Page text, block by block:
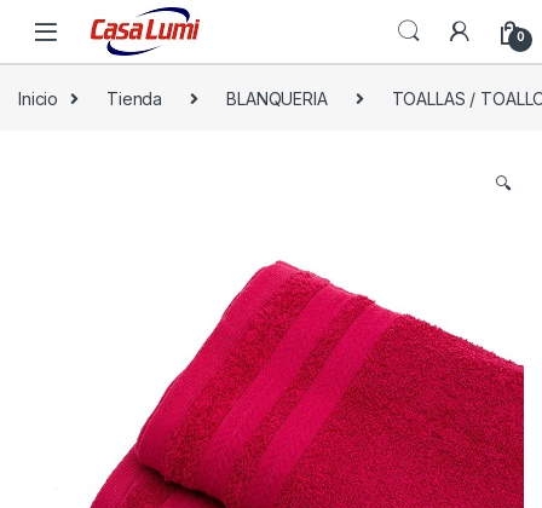
0
Inicio Tienda BLANQUERIA TOALLAS /
🔍